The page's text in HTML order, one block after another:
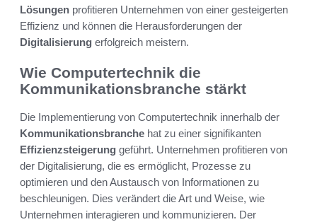
Lösungen profitieren Unternehmen von einer gesteigerten
Effizienz und können die Herausforderungen der
Digitalisierung erfolgreich meistern.
Wie Computertechnik die
Kommunikationsbranche stärkt
Die Implementierung von Computertechnik innerhalb der
Kommunikationsbranche hat zu einer signifikanten
Effizienzsteigerung geführt. Unternehmen profitieren von
der Digitalisierung, die es ermöglicht, Prozesse zu
optimieren und den Austausch von Informationen zu
beschleunigen. Dies verändert die Art und Weise, wie
Unternehmen interagieren und kommunizieren. Der